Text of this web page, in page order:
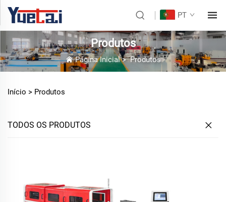
PT
Produtos
Página Inicial>Produtos
Início > Produtos
TODOS OS PRODUTOS